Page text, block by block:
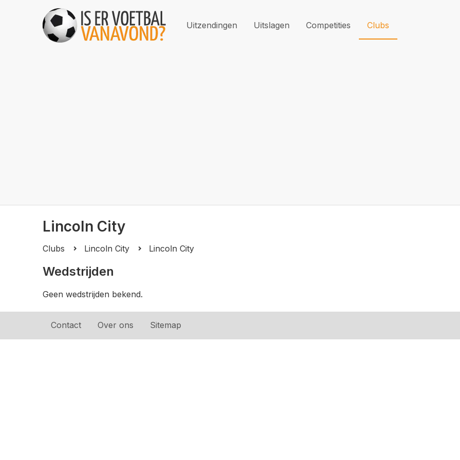
Uitzendingen Uitslagen Competities Clubs
Lincoln City
Clubs Lincoln City Lincoln City
Wedstrijden
Geen wedstrijden bekend.
Contact Over ons Sitemap